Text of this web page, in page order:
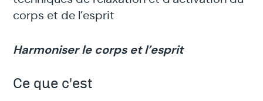
corps et de l’esprit
Harmoniser le corps et l’esprit
Ce que c'est